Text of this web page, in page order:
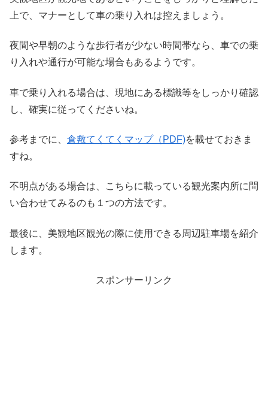
上で、マナーとして車の乗り入れは控えましょう。
夜間や早朝のような歩行者が少ない時間帯なら、車での乗
り入れや通行が可能な場合もあるようです。
車で乗り入れる場合は、現地にある標識等をしっかり確認
し、確実に従ってくださいね。
参考までに、 倉敷てくてくマップ（PDF)を載せておきま
すね。
不明点がある場合は、こちらに載っている観光案内所に問
い合わせてみるのも１つの方法です。
最後に、美観地区観光の際に使用できる周辺駐車場を紹介
します。
スポンサーリンク